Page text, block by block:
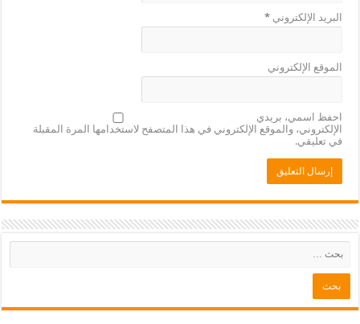
البريد الإلكتروني*
الموقع الإلكتروني
احفظ اسمي، بريدي
الإلكتروني، والموقع الإلكتروني في هذا المتصفح لاستخدامها المرة المقبلة
في تعليقي.